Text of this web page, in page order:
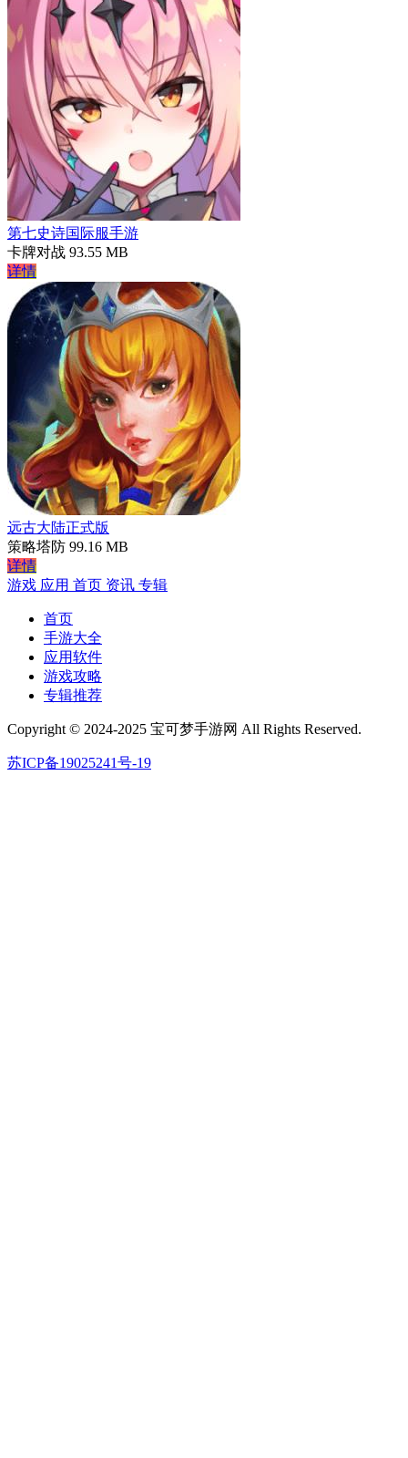
第七史诗国际服手游
卡牌对战 93.55 MB
详情
远古大陆正式版
策略塔防 99.16 MB
详情
游戏 应用 首页 资讯 专辑
首页
手游大全
应用软件
游戏攻略
专辑推荐
Copyright © 2024-2025 宝可梦手游网 All Rights Reserved.
苏ICP备19025241号-19